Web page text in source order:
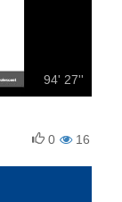
94' 27''
16
0